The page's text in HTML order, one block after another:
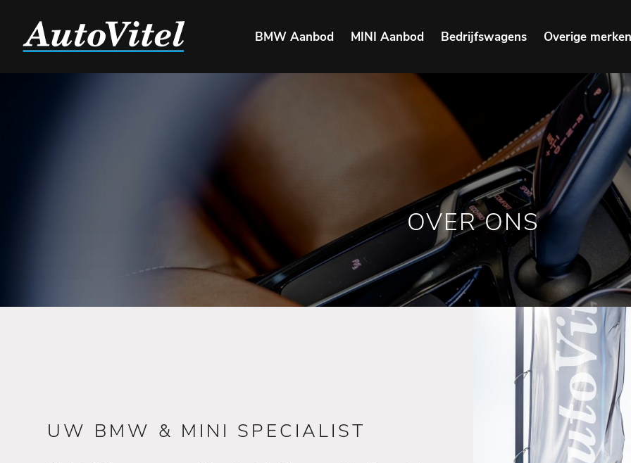
BMW Aanbod MINI Aanbod Bedrijfswagens Overige
OVER ONS
UW BMW & MINI SPECIALIST